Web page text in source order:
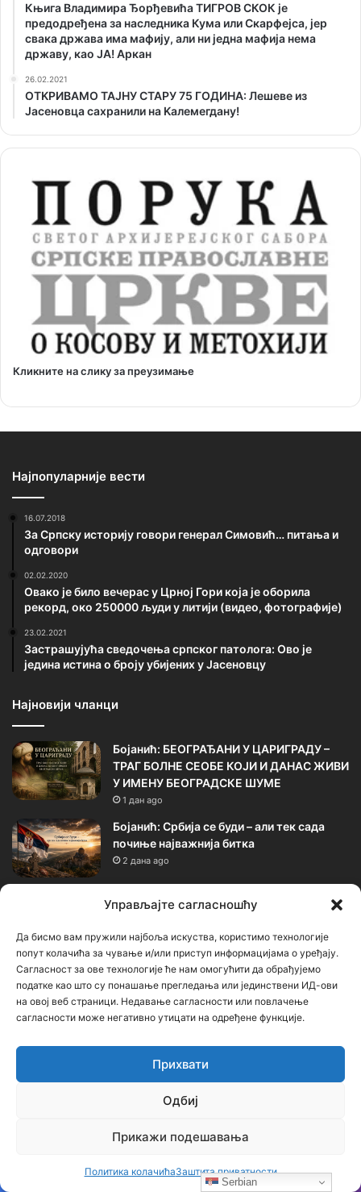
Управљајте сагласношћу
Да бисмо вам пружили најбоља искуства, користимо технологије
попут колачића за чување и/или приступ информацијама о уређају.
Сагласност за ове технологије ће нам омогућити да обрађујемо
податке као што су понашање прегледања или јединствени ИД-ови
на овој веб страници. Недавање сагласности или повлачење
сагласности може негативно утицати на одређене функције.
Прихвати
Одбиј
Прикажи подешавања
Политика колачићаЗаштита приватности
Књига Владимира Ђорђевића ТИГРОВ СКОК је
предодређена за наследника Кума или Скарфејса, јер
свака држава има мафију, али ни једна мафија нема
државу, као ЈА! Аркан
26.02.2021
ОТKРИВАМО ТАЈНУ СТАРУ 75 ГОДИНА: Лешеве из
Јасеновца сахранили на Kалемегдану!
Кликните на слику за преузимање
Најпопуларније вести
16.07.2018
За Српску историју говори генерал Симовић… питања и
одговори
02.02.2020
Овако је било вечерас у Црној Гори која је оборила
рекорд, око 250000 људи у литији (видео, фотографије)
23.02.2021
Застрашујућа сведочења српског патолога: Ово је
једина истина о броју убијених у Јасеновцу
Најновији чланци
Бојанић: БЕОГРАЂАНИ У ЦАРИГРАДУ –
ТРАГ БОЛНЕ СЕОБЕ КОЈИ И ДАНАС ЖИВИ
У ИМЕНУ БЕОГРАДСКЕ ШУМЕ
1 дан ago
Бојанић: Србија се буди – али тек сада
почиње најважнија битка
2 дана ago
Бојанић: ОЛУЈА… Битка за истину води се
и бројкама
4 дана ago
Календар
август 2026.
Ч
Serbian